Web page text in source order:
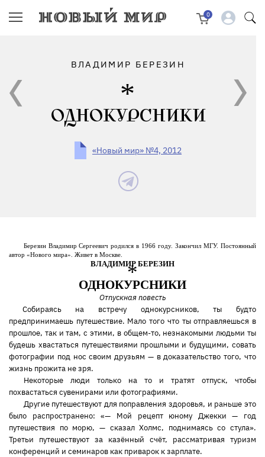
0
ВЛАДИМИР БЕРЕЗИН
ОДНОКУРСНИКИ
«Новый мир» №4, 2012
Березин Владимир Сергеевич родился в 1966 году. Закончил МГУ. Постоянный
автор «Нового мира». Живет в Москве.
ВЛАДИМИР БЕРЕЗИН
*
ОДНОКУРСНИКИ
Отпускная повесть
Собираясь на встречу однокурсников, ты будто
предпринимаешь путешествие. Мало того что ты отправляешься в
прошлое, так и там, с этими, в общем-то, незнакомыми людьми ты
будешь хвастаться путешествиями прошлыми и будущими, совать
фотографии под нос своим друзьям — в доказательство того, что
жизнь прожита не зря.
Некоторые люди только на то и тратят отпуск, чтобы
похвастаться сувенирами или фотографиями.
Другие путешествуют для поправления здоровья, и раньше это
было распространено: «— Мой рецепт юному Джекки — год
путешествия по морю, — сказал Холмс, поднимаясь со стула».
Третьи путешествуют за казённый счёт, рассматривая туризм
конференций и семинаров как приварок к зарплате.